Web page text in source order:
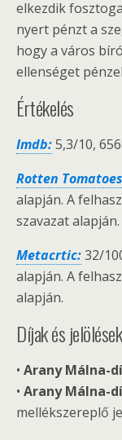
elkezdik
nyert pénzt a
hogy a város
ellenséget
Értékelés
Imdb:5,3/10,
Rotten
alapján. A
szavazat alapján.
Metacrtic:32/
alapján. A
alapján.
Díjak és jelölések
• Arany Málna-
• Arany Málna-
mellékszereplő